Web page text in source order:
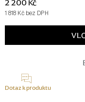
2 200 Kč
1 818 Kč bez DPH
Dotaz k produktu